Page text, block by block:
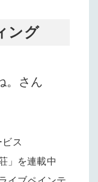
ング
。さん
ス
」を連載中